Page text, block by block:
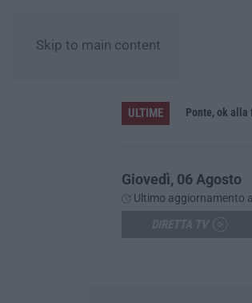
Skip to main content
ULTIME
L’Orchestra Filarmonica della Calabria protagonista su Rai Due. Il 9 Agosto in onda “La Notte del Mare” Ponte, ok alla
Giovedì, 06 Agosto
Ultimo aggiornamento